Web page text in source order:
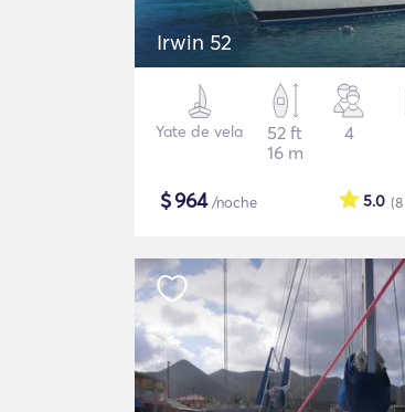
Irwin 52
Yate de vela
52 ft
16 m
4
$964/noche (8
5.0